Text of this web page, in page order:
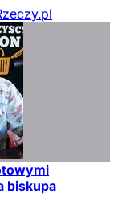
biskupa